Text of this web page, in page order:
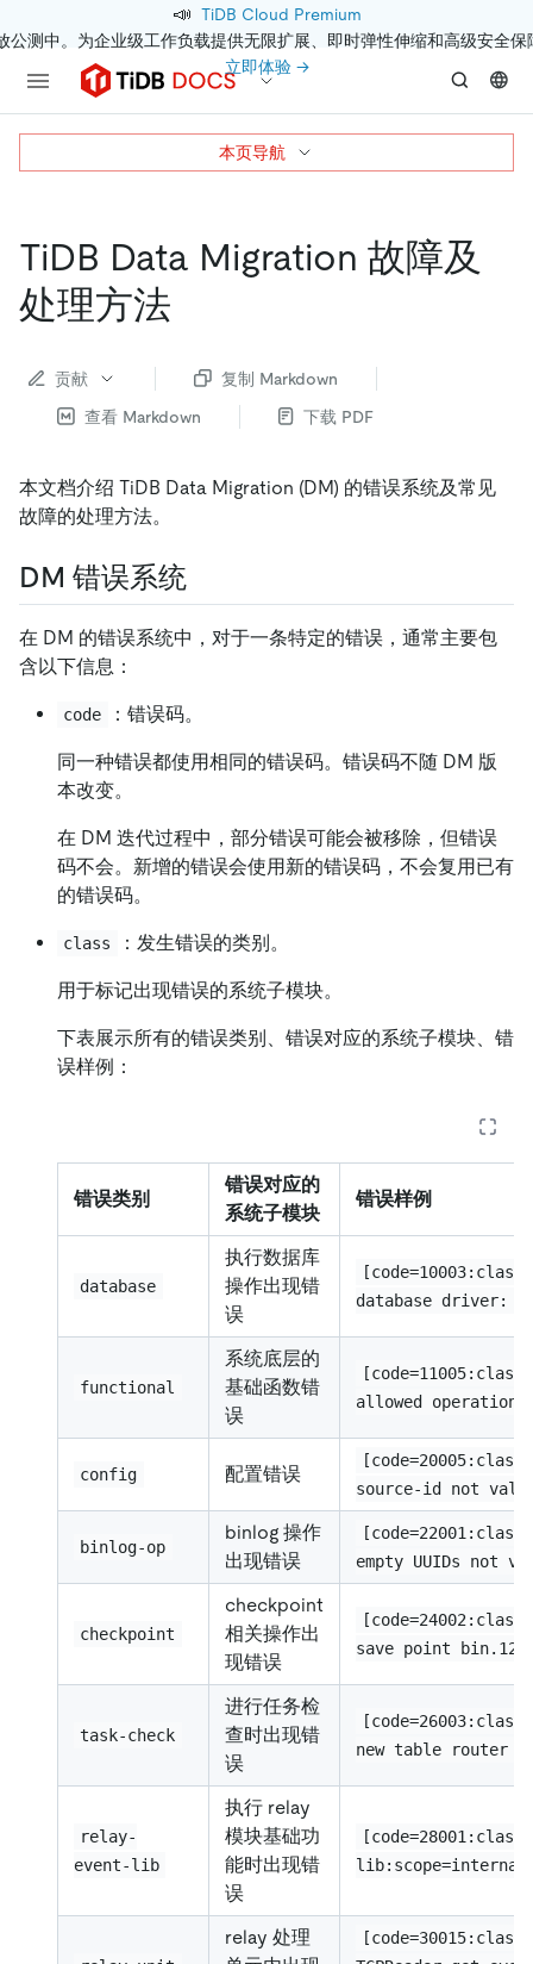
📣 TiDB Cloud Premium
公测中。为企业级工作负载提供无限扩展、即时弹性伸缩和高级安全保
立即体验 →
TiDB Data Migration 故障及
处理方法
贡献
复制 Markdown
查看 Markdown
下载 PDF
本文档介绍 TiDB Data Migration (DM) 的错误系统及常见
故障的处理方法。
DM 错误系统
在 DM 的错误系统中，对于一条特定的错误，通常主要包
含以下信息：
code ：错误码。
同一种错误都使用相同的错误码。错误码不随 DM 版
本改变。
在 DM 迭代过程中，部分错误可能会被移除，但错误
码不会。新增的错误会使用新的错误码，不会复用已有
的错误码。
class ：发生错误的类别。
用于标记出现错误的系统子模块。
下表展示所有的错误类别、错误对应的系统子模块、错
误样例：
错误类别
错误对应的
系统子模块
错误样例
database
执行数据库
操作出现错
误
database driver:
functional
系统底层的
基础函数错
误
allowed
config 配置错误
source-id not
binlog-op
binlog 操作
出现错误
empty UUIDs not
checkpoint
checkpoint
相关操作出
现错误
save point
task-check
进行任务检
查时出现错
误
new table router
relay-
event-lib
执行 relay
模块基础功
能时出现错
误
relay 处理
本页导航